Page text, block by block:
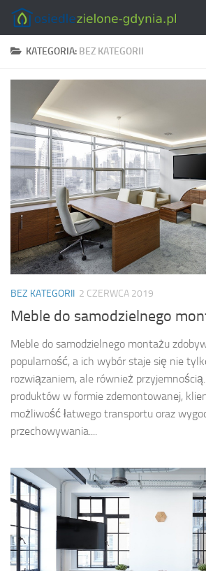
Skip to content
KATEGORIA: BEZ KATEGORII
BEZ KATEGORII 2 CZERWCA 2019
Meble do samodzielnego
Meble do samodzielnego montażu
popularność, a ich wybór staje się nie
rozwiązaniem, ale również
produktów w formie zdemontowanej,
możliwość łatwego transportu oraz
przechowywania....